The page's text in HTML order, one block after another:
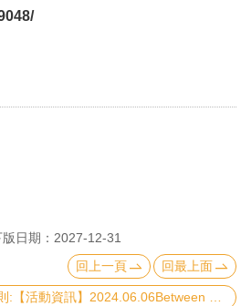
版日期：2027-12-31
回上一頁
回最上面